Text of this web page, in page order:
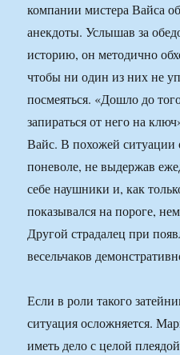
компании мистера Вайса
анекдоты. Услышав за
историю, он методично
чтобы ни один из них не
посмеяться. «Дошло до
запираться от него на
Вайс. В похожей ситуации
поневоле, не выдержав
себе наушники и, как
показывался на пороге,
Другой страдалец при
весельчаков
Если в роли такого
ситуация осложняется.
иметь дело с целой